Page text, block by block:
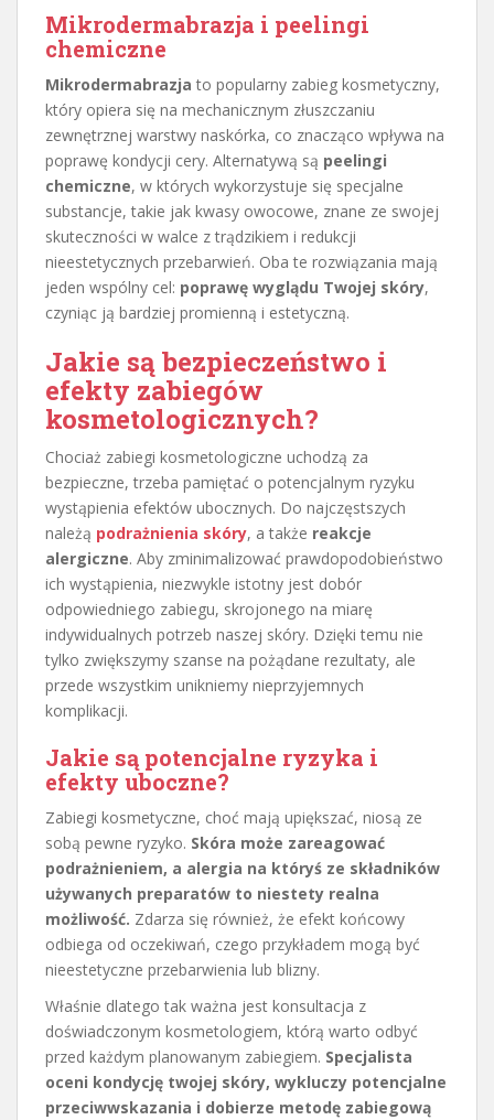
Mikrodermabrazja i peelingi
chemiczne
Mikrodermabrazja to popularny zabieg kosmetyczny,
który opiera się na mechanicznym złuszczaniu
zewnętrznej warstwy naskórka, co znacząco wpływa na
poprawę kondycji cery. Alternatywą są peelingi
chemiczne, w których wykorzystuje się specjalne
substancje, takie jak kwasy owocowe, znane ze swojej
skuteczności w walce z trądzikiem i redukcji
nieestetycznych przebarwień. Oba te rozwiązania mają
jeden wspólny cel: poprawę wyglądu Twojej skóry,
czyniąc ją bardziej promienną i estetyczną.
Jakie są bezpieczeństwo i
efekty zabiegów
kosmetologicznych?
Chociaż zabiegi kosmetologiczne uchodzą za
bezpieczne, trzeba pamiętać o potencjalnym ryzyku
wystąpienia efektów ubocznych. Do najczęstszych
należą podrażnienia skóry, a także reakcje
alergiczne. Aby zminimalizować prawdopodobieństwo
ich wystąpienia, niezwykle istotny jest dobór
odpowiedniego zabiegu, skrojonego na miarę
indywidualnych potrzeb naszej skóry. Dzięki temu nie
tylko zwiększymy szanse na pożądane rezultaty, ale
przede wszystkim unikniemy nieprzyjemnych
komplikacji.
Jakie są potencjalne ryzyka i
efekty uboczne?
Zabiegi kosmetyczne, choć mają upiększać, niosą ze
sobą pewne ryzyko. Skóra może zareagować
podrażnieniem, a alergia na któryś ze składników
używanych preparatów to niestety realna
możliwość. Zdarza się również, że efekt końcowy
odbiega od oczekiwań, czego przykładem mogą być
nieestetyczne przebarwienia lub blizny.
Właśnie dlatego tak ważna jest konsultacja z
doświadczonym kosmetologiem, którą warto odbyć
przed każdym planowanym zabiegiem. Specjalista
oceni kondycję twojej skóry, wykluczy potencjalne
przeciwwskazania i dobierze metodę zabiegową